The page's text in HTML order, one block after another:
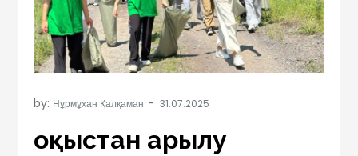
by: Нұрмұхан Қалқаман
Қоқыстан арылу